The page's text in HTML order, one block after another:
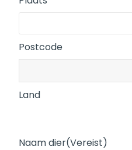
Postcode
Land
Naam dier(Vereist)